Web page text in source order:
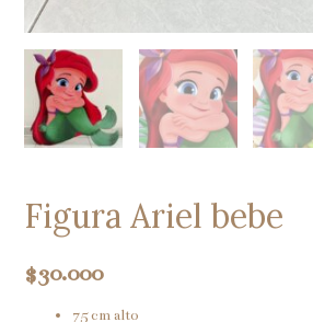
Figura Ariel bebe
$30.000
75 cm alto